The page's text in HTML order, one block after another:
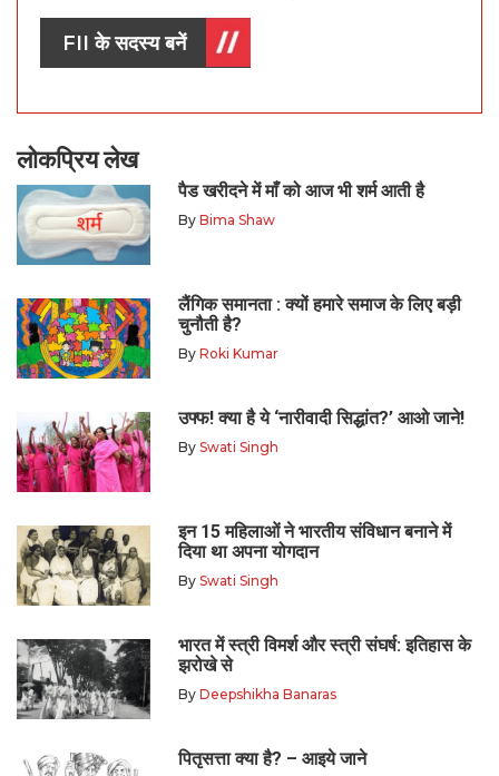
FII के सदस्य बनें
लोकप्रिय लेख
पैड खरीदने में माँ को आज भी शर्म आती है
By Bima Shaw
लैंगिक समानता : क्यों हमारे समाज के लिए बड़ी
चुनौती है?
By Roki Kumar
उफ्फ! क्या है ये ‘नारीवादी सिद्धांत?’ आओ जाने!
By Swati Singh
इन 15 महिलाओं ने भारतीय संविधान बनाने में
दिया था अपना योगदान
By Swati Singh
भारत में स्त्री विमर्श और स्त्री संघर्ष: इतिहास के
झरोखे से
By Deepshikha Banaras
पितृसत्ता क्या है? – आइये जाने